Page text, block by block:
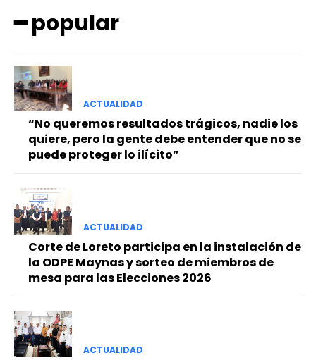
━ popular
ACTUALIDAD
“No queremos resultados trágicos, nadie los
quiere, pero la gente debe entender que no se
puede proteger lo ilícito”
ACTUALIDAD
Corte de Loreto participa en la instalación de
la ODPE Maynas y sorteo de miembros de
mesa para las Elecciones 2026
ACTUALIDAD